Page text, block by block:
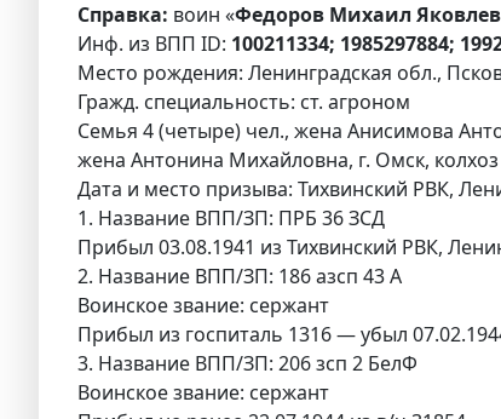
Справка: воин «Федоров Михаил
Инф. из ВПП ID: 100211334; 1985297884;
Место рождения: Ленинградская обл.,
Гражд. специальность: ст. агроном
Семья 4 (четыре) чел., жена Анисимова
жена Антонина Михайловна, г. Омск,
Дата и место призыва: Тихвинский РВК,
1. Название ВПП/ЗП: ПРБ 36 ЗСД
Прибыл 03.08.1941 из Тихвинский РВК,
2. Название ВПП/ЗП: 186 азсп 43 А
Воинское звание: сержант
Прибыл из госпиталь 1316 — убыл
3. Название ВПП/ЗП: 206 зсп 2 БелФ
Воинское звание: сержант